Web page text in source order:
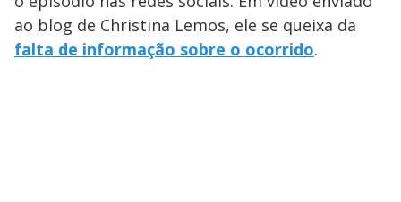
ao blog de Christina Lemos, ele se queixa da
falta de informação sobre o ocorrido.